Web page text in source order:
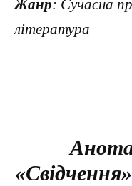
Жанр: Сучасна
література